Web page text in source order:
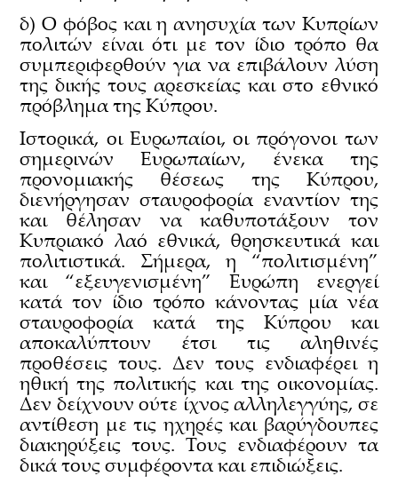
δ) Ο φόβος και η ανησυχία των Κυπρίων
πολιτών είναι ότι με τον ίδιο τρόπο θα
συμπεριφερθούν για να επιβάλουν λύση
της δικής τους αρεσκείας και στο εθνικό
πρόβλημα της Κύπρου.
Ιστορικά, οι Ευρωπαίοι, οι πρόγονοι των
σημερινών Ευρωπαίων, ένεκα της
προνομιακής θέσεως της Κύπρου,
διενήργησαν σταυροφορία εναντίον της
και θέλησαν να καθυποτάξουν τον
Κυπριακό λαό εθνικά, θρησκευτικά και
πολιτιστικά. Σήμερα, η “πολιτισμένη”
και “εξευγενισμένη” Ευρώπη ενεργεί
κατά τον ίδιο τρόπο κάνοντας μία νέα
σταυροφορία κατά της Κύπρου και
αποκαλύπτουν έτσι τις αληθινές
προθέσεις τους. Δεν τους ενδιαφέρει η
ηθική της πολιτικής και της οικονομίας.
Δεν δείχνουν ούτε ίχνος αλληλεγγύης, σε
αντίθεση με τις ηχηρές και βαρύγδουπες
διακηρύξεις τους. Τους ενδιαφέρουν τα
δικά τους συμφέροντα και επιδιώξεις.